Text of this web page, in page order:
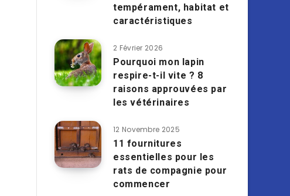
tempérament, habitat et
caractéristiques
2 Février 2026
Pourquoi mon lapin
respire-t-il vite ? 8
raisons approuvées par
les vétérinaires
12 Novembre 2025
11 fournitures
essentielles pour les
rats de compagnie pour
commencer